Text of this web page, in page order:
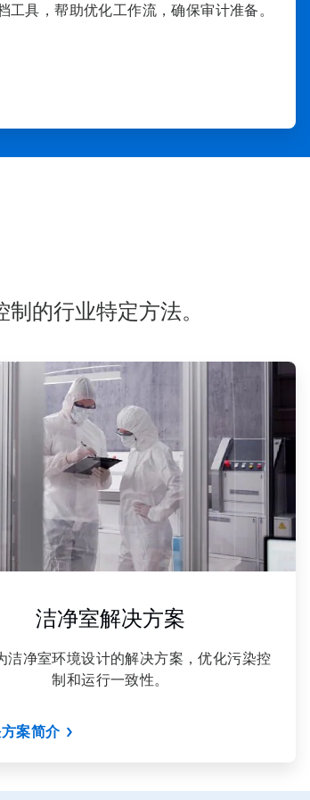
具，帮助优化工作流，确保审计准备。
的行业特定方法。
ArticleTile
共
3
洁净室解决方案
洁净室环境设计的解决方案，优化污染控
制和运行一致性。
案简介